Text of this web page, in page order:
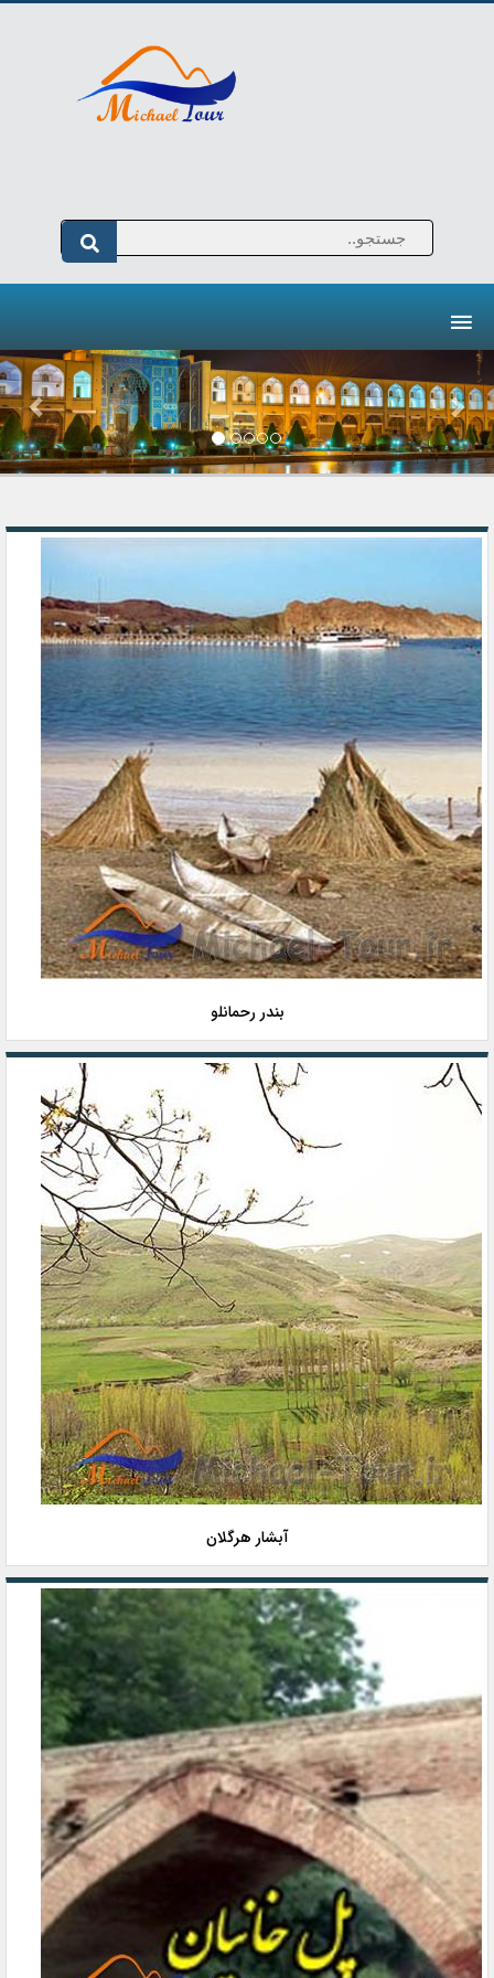
بندر رحمانلو
آبشار هرگلان